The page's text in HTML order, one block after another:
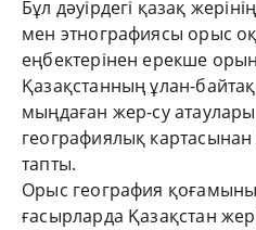
Бұл дәуірдегі қазақ
мен этнографиясы орыс
еңбектерінен ерекше
Қазақстанның ұлан-
мыңдаған жер-су
географиялық картасынан
тапты.
Орыс география
ғасырларда Қазақстан